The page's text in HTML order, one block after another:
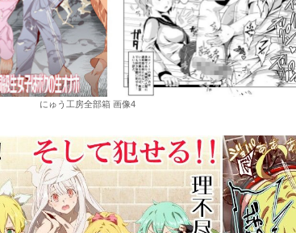
にゅう工房全部箱 画像4